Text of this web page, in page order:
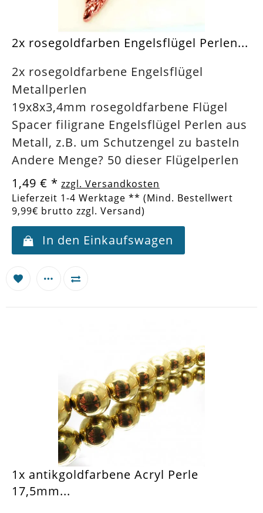
2x rosegoldfarben Engelsflügel Perlen...
2x rosegoldfarbene Engelsflügel
Metallperlen
19x8x3,4mm rosegoldfarbene Flügel
Spacer filigrane Engelsflügel Perlen aus
Metall, z.B. um Schutzengel zu basteln
Andere Menge? 50 dieser Flügelperlen
1,49 € * zzgl. Versandkosten
Lieferzeit 1-4 Werktage ** (Mind. Bestellwert
9,99€ brutto zzgl. Versand)
In den Einkaufswagen
1x antikgoldfarbene Acryl Perle
17,5mm...